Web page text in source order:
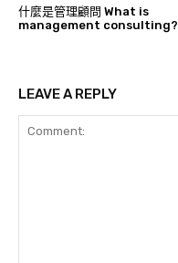
什麼是管理顧問 What is
management consulting?
LEAVE A REPLY